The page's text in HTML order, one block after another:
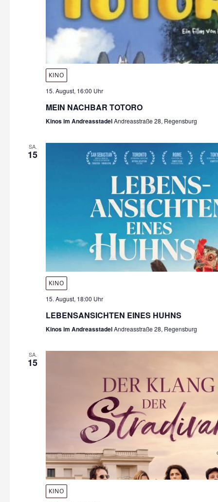
KINO
15. August, 16:00 Uhr
MEIN NACHBAR TOTORO
Kinos im AndreasstadelAndreasstraße 28, Regensburg
SA.
15
KINO
15. August, 18:00 Uhr
LEBENSANSICHTEN EINES HUHNS
Kinos im AndreasstadelAndreasstraße 28, Regensburg
SA.
15
KINO